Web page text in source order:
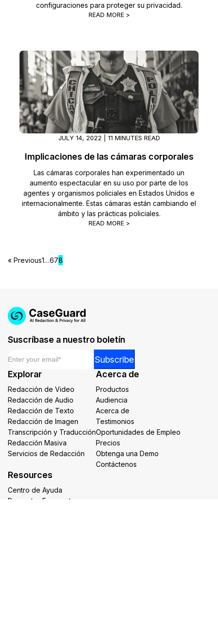
configuraciones para proteger su privacidad.
READ MORE >
JULY 14, 2022 | 11 MINUTES READ
Implicaciones de las cámaras corporales
Las cámaras corporales han experimentado un
aumento espectacular en su uso por parte de los
agentes y organismos policiales en Estados Unidos e
internacionalmente. Estas cámaras están cambiando el
ámbito y las prácticas policiales.
READ MORE >
« Previous1…678
Suscríbase a nuestro boletín
Email
Subscribe
Explorar
Redacción de Video
Redacción de Audio
Redacción de Texto
Redacción de Imagen
Transcripción y Traducción
Redacción Masiva
Servicios de Redacción
Acerca de
Productos
Audiencia
Acerca de
Testimonios
Oportunidades de Empleo
Precios
Obtenga una Demo
Contáctenos
Resources
Centro de Ayuda
Preguntas Frecuentes